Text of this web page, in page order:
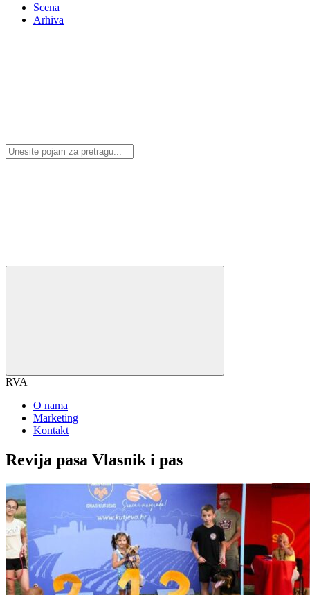
Scena
Arhiva
RVA
O nama
Marketing
Kontakt
Revija pasa Vlasnik i pas